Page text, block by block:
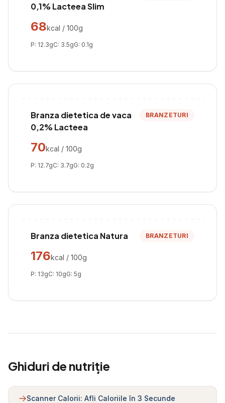
0,1% Lacteea Slim
68kcal / 100g
P: 12.3gC: 3.5gG: 0.1g
Branza dietetica de vaca
0,2% Lacteea
BRANZETURI
70kcal / 100g
P: 12.7gC: 3.7gG: 0.2g
Branza dietetica Natura BRANZETURI
176kcal / 100g
P: 13gC: 10gG: 5g
Ghiduri de nutriție
Scanner Calorii: Afli Caloriile în 3 Secunde